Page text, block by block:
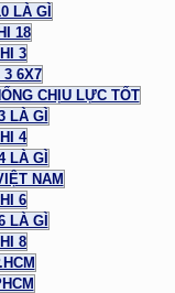
LÀ GÌ
18
3
3 6X7
CHỊU LỰC TỐT
LÀ GÌ
4
LÀ GÌ
NAM
6
LÀ GÌ
8